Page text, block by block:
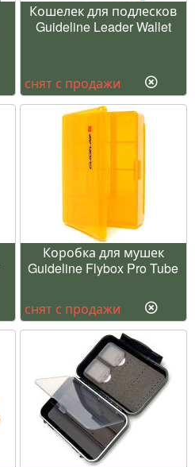
Кошелек для подлесков
Guideline Leader Wallet
снят с продажи
Коробка для мушек
Guideline Flybox Pro Tube
снят с продажи